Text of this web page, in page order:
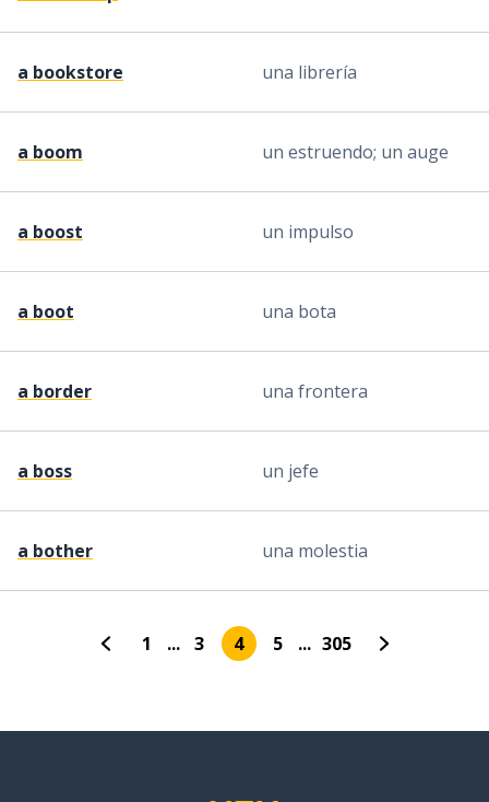
a bookstore una librería
a boom un estruendo; un auge
a boost un impulso
a boot una bota
a border una frontera
a boss un jefe
a bother una molestia
1 ... 3 4 5 ... 305